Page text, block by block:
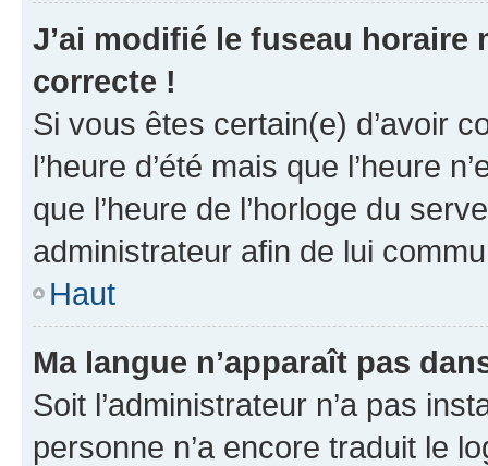
J’ai modifié le fuseau horaire
correcte !
Si vous êtes certain(e) d’avoir
l’heure d’été mais que l’heure
que l’heure de l’horloge du
administrateur afin de lui
Haut
Ma langue n’apparaît pas
Soit l’administrateur n’a pas
personne n’a encore traduit le